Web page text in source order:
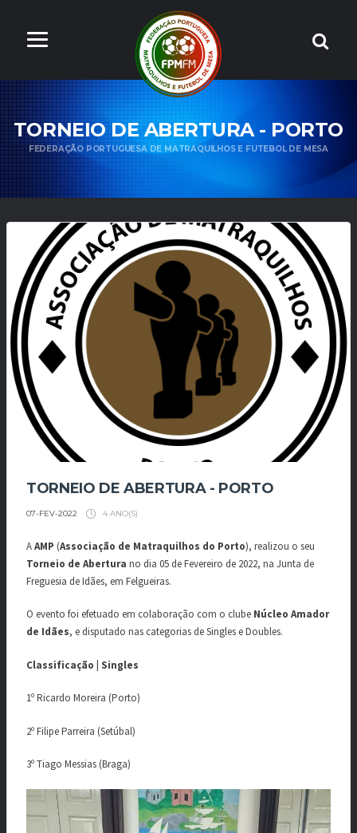
TORNEIO DE ABERTURA - PORTO
FEDERAÇÃO PORTUGUESA DE MATRAQUILHOS E FUTEBOL DE MESA
TORNEIO DE ABERTURA - PORTO
07-FEV-2022 4 ANO(S)
AAMP (Associação de Matraquilhos do Porto), realizou o seu
Torneio de Abertura no dia 05 de Fevereiro de 2022, na Junta de
Freguesia de Idães, em Felgueiras.
O evento foi efetuado em colaboração com o clube Núcleo Amador
de Idães, e disputado nas categorias de Singles e Doubles.
Classificação | Singles
1º Ricardo Moreira (Porto)
2º Filipe Parreira (Setúbal)
3º Tiago Messias (Braga)